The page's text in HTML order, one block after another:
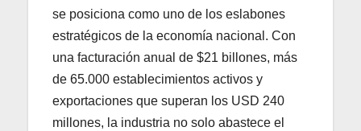
se posiciona como uno de los eslabones
estratégicos de la economía nacional. Con
una facturación anual de $21 billones, más
de 65.000 establecimientos activos y
exportaciones que superan los USD 240
millones, la industria no solo abastece el